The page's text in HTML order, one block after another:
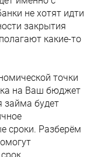
не хотят идти
закрытия
какие-то
точки
на Ваш бюджет
займа будет
сроки. Разберём